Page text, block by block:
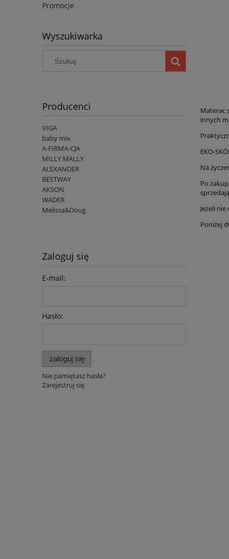
Promocje
Wyszukiwarka
Producenci
VIGA
baby mix
A-FIRMA-CJA
MILLY MALLY
ALEXANDER
BESTWAY
AKSON
WADER
Melissa&Doug
Zaloguj się
E-mail:
Hasło:
zaloguj się
Nie pamiętasz hasła?
Zarejestruj się
Materac
innych
EKO-
Na
Po
Jeżeli
Poniżej